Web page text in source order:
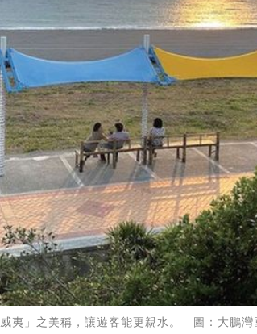
夷」之美稱，讓遊客能更親水。 圖：大鵬灣